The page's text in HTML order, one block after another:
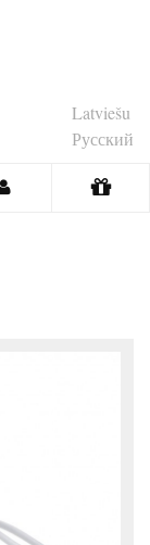
Latviešu
Русский